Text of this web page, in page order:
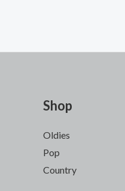
Shop
Oldies
Pop
Country